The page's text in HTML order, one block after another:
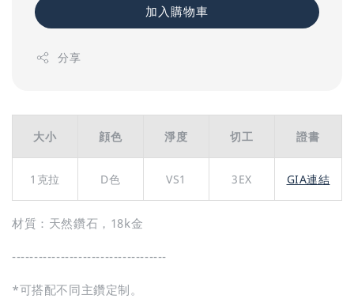
加入購物車
分享
大小 顔色 淨度 切工 證書
1克拉 D色 VS1 3EX GIA連結
材質：天然鑽石，18k金
-----------------------------------
*可搭配不同主鑽定制。